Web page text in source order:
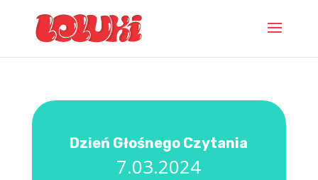
Dzień Głośnego Czytania
7.03.2024